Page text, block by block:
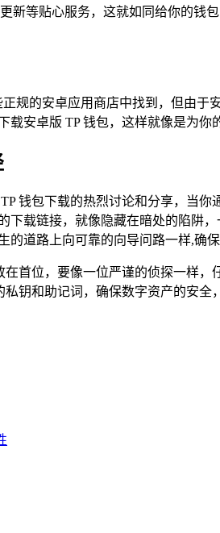
新等贴心服务，这就如同给你的
规的安卓应用商店中找到，但由
安卓版 TP 钱包，这样就像是为你
钱包下载的热烈讨论和分享，当
载链接，就像隐藏在暗处的陷阱
道路上向可靠的向导问路一样,确
首位，要像一位严谨的侦探一样
钥和助记词，确保数字资产的安